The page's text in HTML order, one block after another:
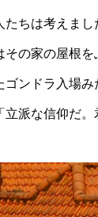
たちは考えま
その家の屋根
ゴンドラ入場
立派な信仰だ